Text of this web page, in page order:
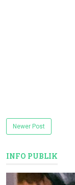
Newer Post
INFO PUBLIK